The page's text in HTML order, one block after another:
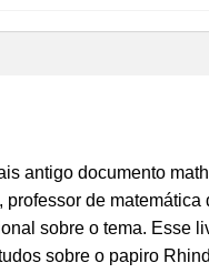
antigo documento
de
sobre o tema.
sobre o papiro